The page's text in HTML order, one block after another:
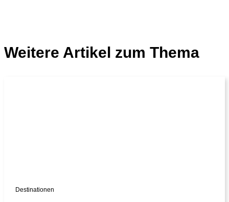
Weitere Artikel zum Thema
Destinationen